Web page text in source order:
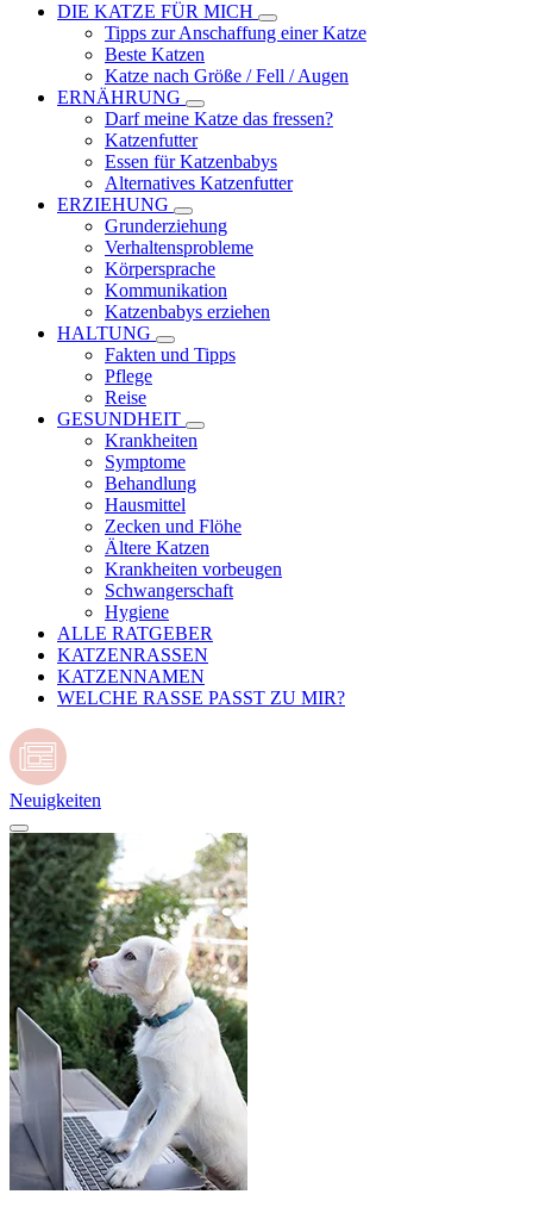
DIE KATZE FÜR MICH
Tipps zur Anschaffung einer Katze
Beste Katzen
Katze nach Größe / Fell / Augen
ERNÄHRUNG
Darf meine Katze das fressen?
Katzenfutter
Essen für Katzenbabys
Alternatives Katzenfutter
ERZIEHUNG
Grunderziehung
Verhaltensprobleme
Körpersprache
Kommunikation
Katzenbabys erziehen
HALTUNG
Fakten und Tipps
Pflege
Reise
GESUNDHEIT
Krankheiten
Symptome
Behandlung
Hausmittel
Zecken und Flöhe
Ältere Katzen
Krankheiten vorbeugen
Schwangerschaft
Hygiene
ALLE RATGEBER
KATZENRASSEN
KATZENNAMEN
WELCHE RASSE PASST ZU MIR?
Neuigkeiten